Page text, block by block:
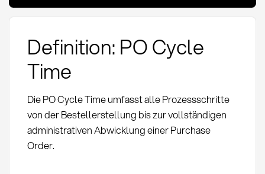
Definition: PO Cycle
Time
Die PO Cycle Time umfasst alle Prozessschritte
von der Bestellerstellung bis zur vollständigen
administrativen Abwicklung einer Purchase
Order.